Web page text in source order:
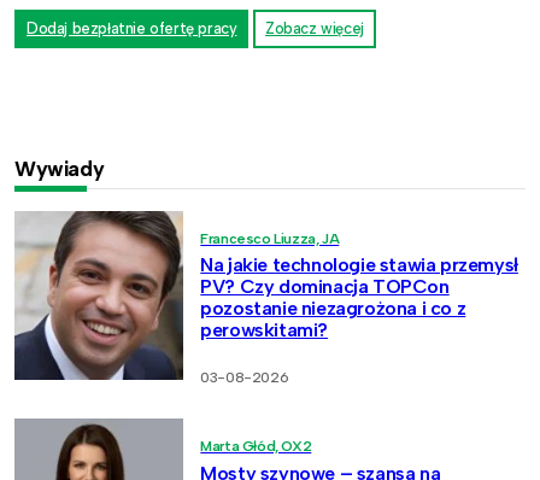
Dodaj bezpłatnie ofertę pracy Zobacz więcej
Wywiady
Francesco Liuzza, JA
Na jakie technologie stawia przemysł
PV? Czy dominacja TOPCon
pozostanie niezagrożona i co z
perowskitami?
03-08-2026
Marta Głód, OX2
Mosty szynowe – szansa na